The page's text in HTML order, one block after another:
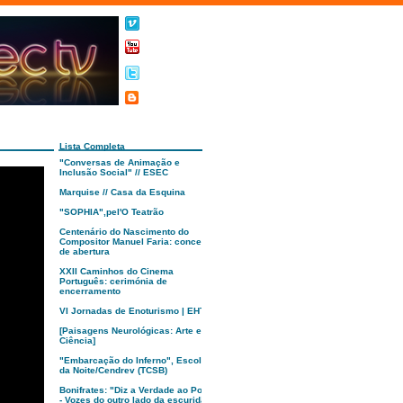
Lista Completa
"Conversas de Animação e
Inclusão Social" // ESEC
Marquise // Casa da Esquina
"SOPHIA",pel'O Teatrão
Centenário do Nascimento do
Compositor Manuel Faria: concerto
de abertura
XXII Caminhos do Cinema
Português: cerimónia de
encerramento
VI Jornadas de Enoturismo | EHTC
[Paisagens Neurológicas: Arte e
Ciência]
"Embarcação do Inferno", Escola
da Noite/Cendrev (TCSB)
Bonifrates: "Diz a Verdade ao Poder
- Vozes do outro lado da escuridão"